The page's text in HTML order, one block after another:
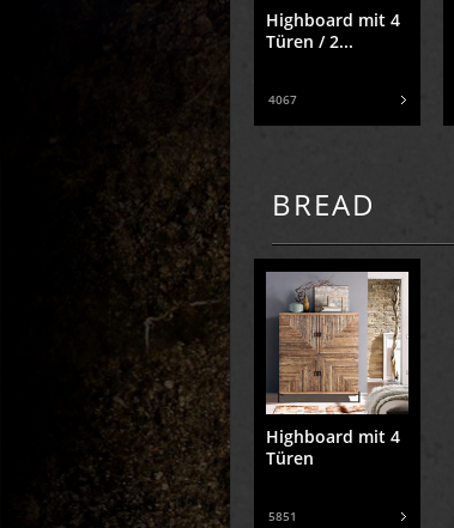
Highboard mit 4
Türen / 2...
4067
BREAD
Highboard mit 4
Türen
5851